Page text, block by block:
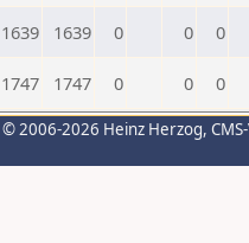
1639 1639 0 0 0
1747 1747 0 0 0
© 2006-2026 Heinz Herzog,